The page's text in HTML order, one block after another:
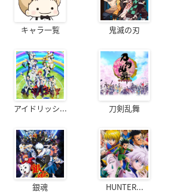
キャラ一覧 鬼滅の刃
アイドリッシ... 刀剣乱舞
銀魂 HUNTER...